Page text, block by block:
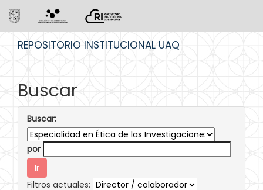
REPOSITORIO INSTITUCIONAL UAQ
Buscar
Buscar:
por
Filtros actuales: